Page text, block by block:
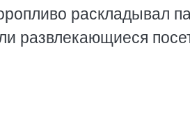
раскладывал
развлекающиеся